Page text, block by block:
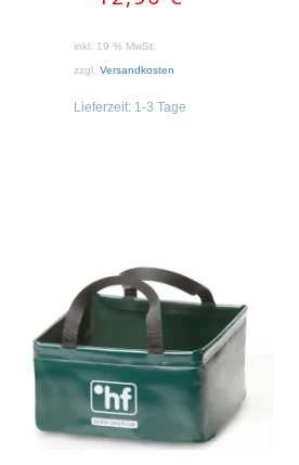
inkl. 19 % MwSt.
zzgl. Versandkosten
Lieferzeit: 1-3 Tage